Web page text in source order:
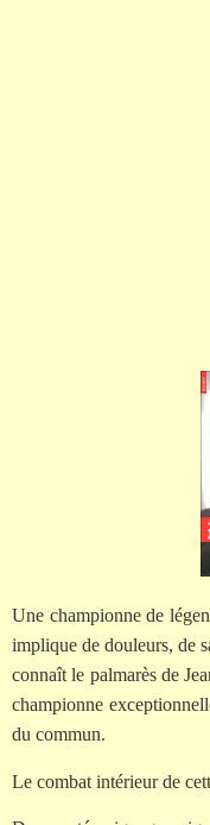
Une championne de
implique de douleurs, de
connaît le palmarès de
championne
du commun.
Le combat intérieur de